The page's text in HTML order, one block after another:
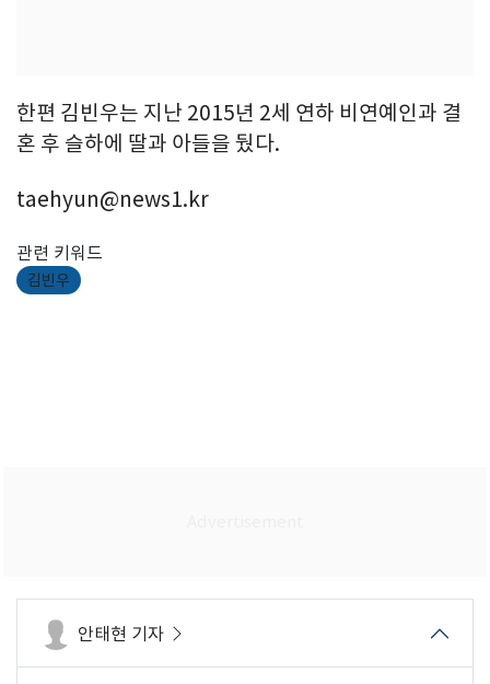
한편 김빈우는 지난 2015년 2세 연하 비연예인과 결
혼 후 슬하에 딸과 아들을 뒀다.
taehyun@news1.kr
관련 키워드
김빈우
안태현 기자